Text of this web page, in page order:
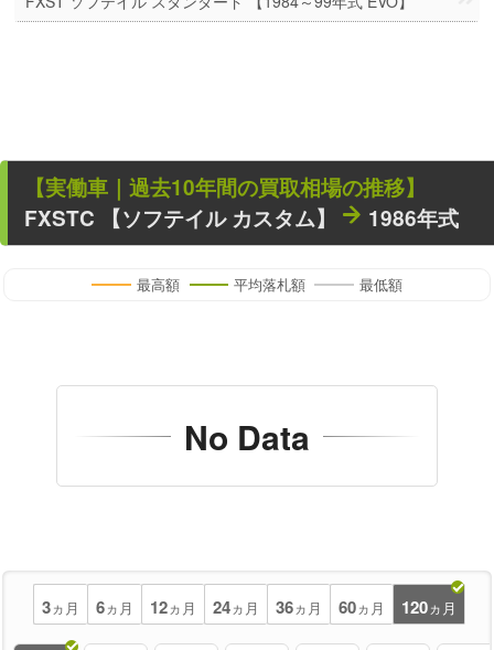
【実働車 ｜過去10年間の買取相場の推移】
FXSTC 【ソフテイル カスタム】
1986年式
最高額 平均落札額 最低額
No Data
3ヵ月 6ヵ月 12ヵ月 24ヵ月 36ヵ月 60ヵ月 120ヵ月